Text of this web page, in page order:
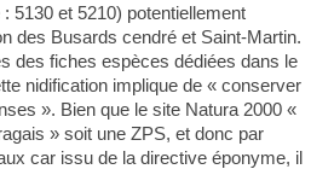
5130 et 5210) potentiellement
des Busards cendré et Saint-Martin.
des fiches espèces dédiées dans le
nidification implique de « conserver
». Bien que le site Natura 2000 «
» soit une ZPS, et donc par
car issu de la directive éponyme, il